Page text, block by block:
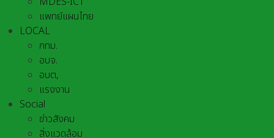
แพทย์แผนไทย
LOCAL
กทม.
อบจ.
อบต,
แรงงาน
Social
ข่าวสังคม
สิ่งแวดล้อม